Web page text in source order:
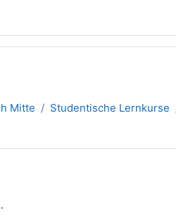
Mitte Studentische Lernkurse